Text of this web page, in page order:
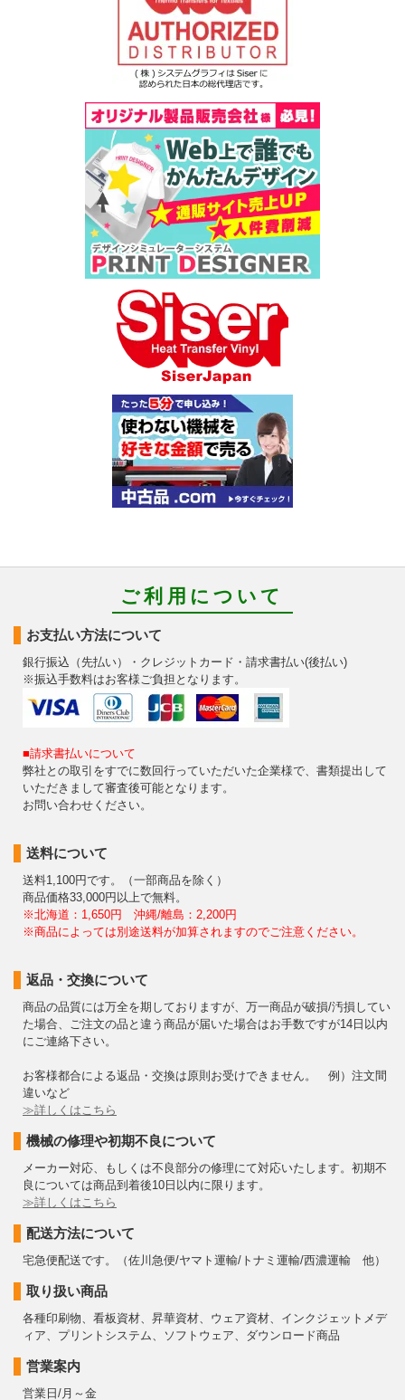
ご利用について
お支払い方法について
銀行振込（先払い）・クレジットカード・請求書払い(後払い)
※振込手数料はお客様ご負担となります。
■請求書払いについて
弊社との取引をすでに数回行っていただいた企業様で、書類提出して
いただきまして審査後可能となります。
お問い合わせください。
送料について
送料1,100円です。（一部商品を除く）
商品価格33,000円以上で無料。
※北海道：1,650円 沖縄/離島：2,200円
※商品によっては別途送料が加算されますのでご注意ください。
返品・交換について
商品の品質には万全を期しておりますが、万一商品が破損/汚損してい
た場合、ご注文の品と違う商品が届いた場合はお手数ですが14日以内
にご連絡下さい。
お客様都合による返品・交換は原則お受けできません。 例）注文間
違いなど
≫詳しくはこちら
機械の修理や初期不良について
メーカー対応、もしくは不良部分の修理にて対応いたします。初期不
良については商品到着後10日以内に限ります。
≫詳しくはこちら
配送方法について
宅急便配送です。（佐川急便/ヤマト運輸/トナミ運輸/西濃運輸 他）
取り扱い商品
各種印刷物、看板資材、昇華資材、ウェア資材、インクジェットメデ
ィア、プリントシステム、ソフトウェア、ダウンロード商品
営業案内
営業日/月～金